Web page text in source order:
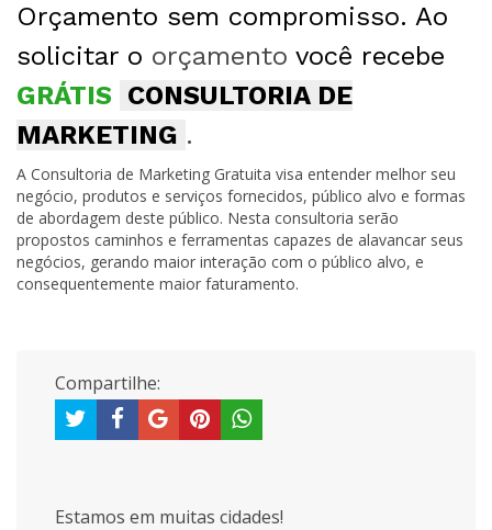
Orçamento sem compromisso. Ao
solicitar o orçamento você recebe
GRÁTIS CONSULTORIA DE
MARKETING .
A Consultoria de Marketing Gratuita visa entender melhor seu
negócio, produtos e serviços fornecidos, público alvo e formas
de abordagem deste público. Nesta consultoria serão
propostos caminhos e ferramentas capazes de alavancar seus
negócios, gerando maior interação com o público alvo, e
consequentemente maior faturamento.
Compartilhe:
Estamos em muitas cidades!